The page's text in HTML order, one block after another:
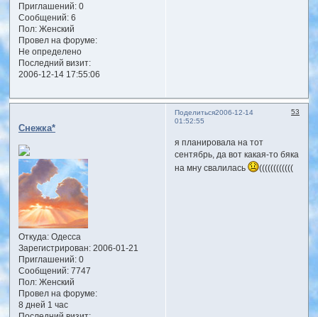
Приглашений:0
Сообщений:6
Пол:Женский
Провел на форуме:
Не определено
Последний визит:
2006-12-14 17:55:06
Поделиться 53
2006-12-14
01:52:55
Снежка*
Откуда:Одесса
Зарегистрирован: 2006-01-21
Приглашений:0
Сообщений:7747
Пол:Женский
Провел на форуме:
8 дней 1 час
я планировала на тот
сентябрь, да вот какая-то бяка
на мну свалилась
((((((((((((